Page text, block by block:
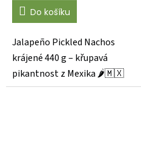
Do košíku
Jalapeño Pickled Nachos
krájené 440 g – křupavá
pikantnost z Mexika 🌶️🇲🇽
Dodejte svým jídlům...